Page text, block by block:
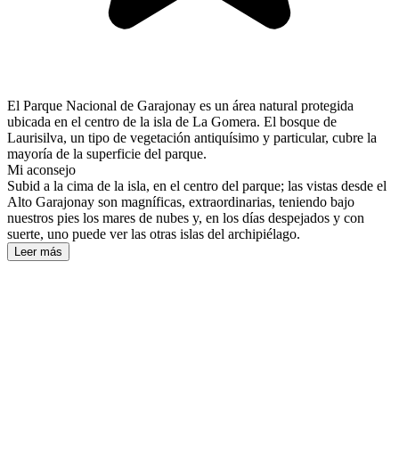
El Parque Nacional de Garajonay es un área natural protegida
ubicada en el centro de la isla de La Gomera. El bosque de
Laurisilva, un tipo de vegetación antiquísimo y particular, cubre la
mayoría de la superficie del parque.
Mi aconsejo
Subid a la cima de la isla, en el centro del parque; las vistas desde el
Alto Garajonay son magníficas, extraordinarias, teniendo bajo
nuestros pies los mares de nubes y, en los días despejados y con
suerte, uno puede ver las otras islas del archipiélago.
Leer más